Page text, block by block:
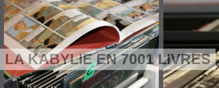
LA KABYLIE EN 7001 LIVRES